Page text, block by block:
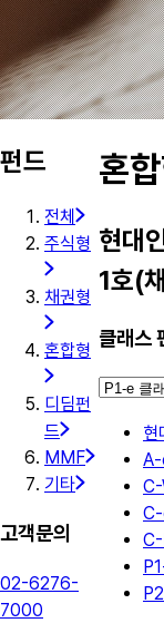
펀드
전체
주식형
채권형
혼합형
디딤펀
드
MMF
기타
고객문의
02-6276-
7000
혼
현대
1호(
클래스
현
A-
C-
C-
C-